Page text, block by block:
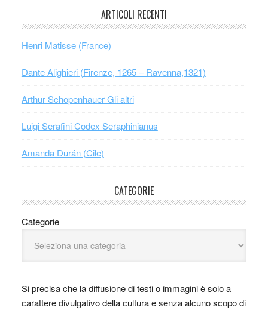
ARTICOLI RECENTI
Henri Matisse (France)
Dante Alighieri (Firenze, 1265 – Ravenna,1321)
Arthur Schopenhauer Gli altri
Luigi Serafini Codex Seraphinianus
Amanda Durán (Cile)
CATEGORIE
Categorie
Si precisa che la diffusione di testi o immagini è solo a
carattere divulgativo della cultura e senza alcuno scopo di